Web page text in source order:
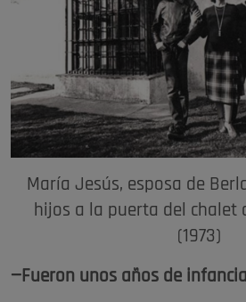
María Jesús, esposa de
hijos a la puerta del chalet
(1973)
—Fueron unos años de